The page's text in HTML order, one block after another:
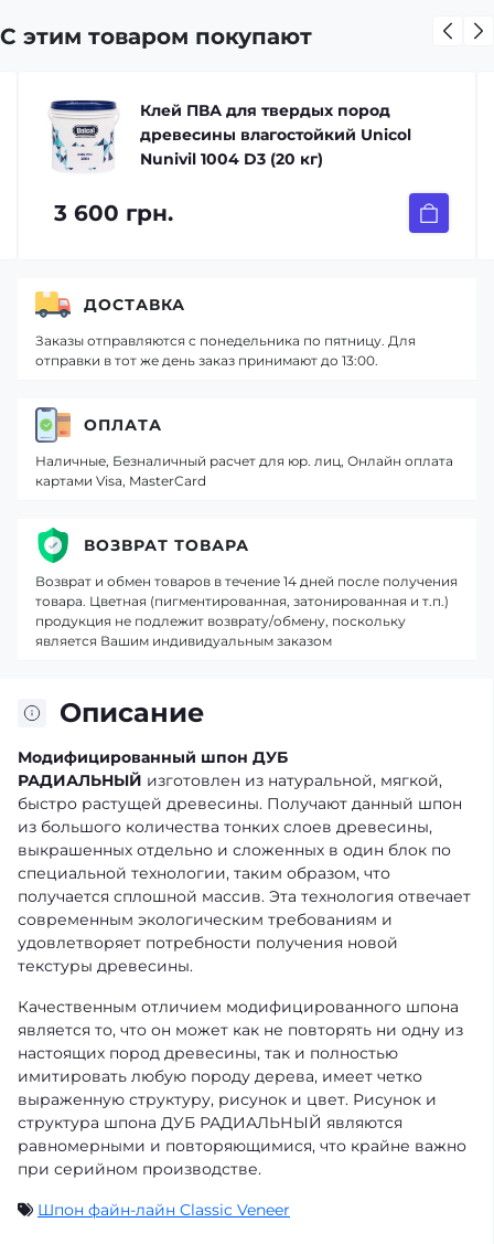
С этим товаром покупают
Клей ПВА для твердых пород
древесины влагостойкий Unicol
Nunivil 1004 D3 (20 кг)
3 600 грн.
Описание
Модифицированный шпон ДУБ
РАДИАЛЬНЫЙ изготовлен из натуральной, мягкой,
быстро растущей древесины. Получают данный шпон
из большого количества тонких слоев древесины,
выкрашенных отдельно и сложенных в один блок по
специальной технологии, таким образом, что
получается сплошной массив. Эта технология отвечает
современным экологическим требованиям и
удовлетворяет потребности получения новой
текстуры древесины.
Качественным отличием модифицированного шпона
является то, что он может как не повторять ни одну из
настоящих пород древесины, так и полностью
имитировать любую породу дерева, имеет четко
выраженную структуру, рисунок и цвет. Рисунок и
структура шпона ДУБ РАДИАЛЬНЫЙ являются
равномерными и повторяющимися, что крайне важно
при серийном производстве.
Шпон файн-лайн Classic Veneer
ДОСТАВКА
Заказы отправляются с понедельника по пятницу. Для
отправки в тот же день заказ принимают до 13:00.
ОПЛАТА
Наличные, Безналичный расчет для юр. лиц, Онлайн оплата
картами Visa, MasterCard
ВОЗВРАТ ТОВАРА
Возврат и обмен товаров в течение 14 дней после получения
товара. Цветная (пигментированная, затонированная и т.п.)
продукция не подлежит возврату/обмену, поскольку
является Вашим индивидуальным заказом